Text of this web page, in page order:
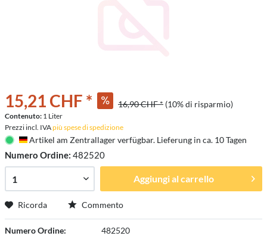
15,21 CHF * 16,90 CHF * (10% di risparmio)
Contenuto: 1 Liter
Prezzi incl. IVApiù spese di spedizione
Deutschland
Artikel am Zentrallager verfügbar. Lieferung in ca. 10 Tagen
Numero Ordine: 482520
Aggiungi al carrello
Ricorda Commento
Numero Ordine: 482520